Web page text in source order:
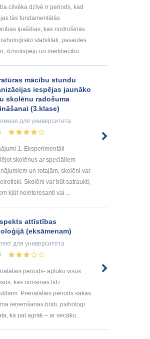
cilvēka dzīvē ir periods, kad
tās fundamentālās
īpašības, kas nodrošinās
stabilitāti, pasaules
dzīvotspēju un mērķtiecību. ...
mācību stundu
iespējas jaunāko
skolēnu radošuma
(3.klase)
для университета
1. Eksperimentāli
skolēnus ar speciāliem
un rotaļām, skolēni var
Skolēni var būt satraukti,
kļūt neinteresanti vai ...
attīstības
(eksāmenam)
для университета
periods- aplūko visus
kas norisinās līdz
Prenatālais periods sākas
ieņemšanas brīdi, psihologi
ka pat agrāk – ar vecāku ...